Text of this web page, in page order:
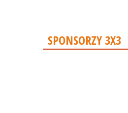
SPONSORZY 3X3